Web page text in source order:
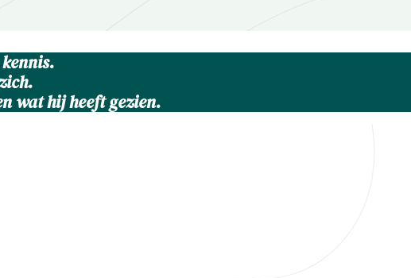
wat hij heeft gezien.